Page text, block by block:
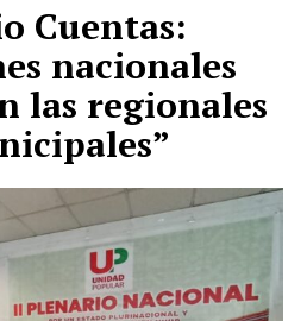
Cuentas:
nacionales
las regionales